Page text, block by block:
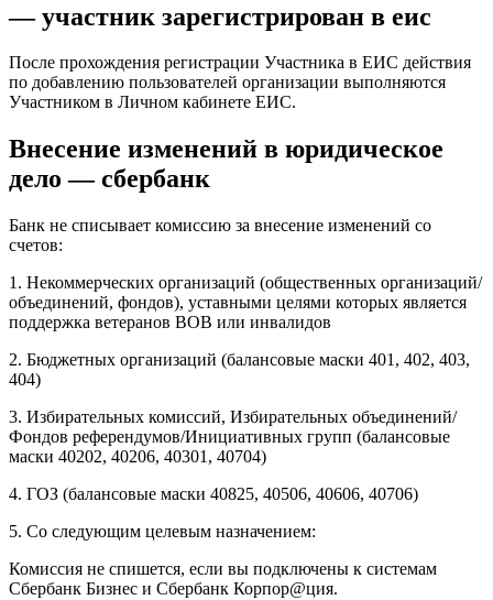
— участник зарегистрирован в еис
После прохождения регистрации Участника в ЕИС действия
по добавлению пользователей организации выполняются
Участником в Личном кабинете ЕИС.
Внесение изменений в юридическое
дело — сбербанк
Банк не списывает комиссию за внесение изменений со
счетов:
1. Некоммерческих организаций (общественных организаций/
объединений, фондов), уставными целями которых является
поддержка ветеранов ВОВ или инвалидов
2. Бюджетных организаций (балансовые маски 401, 402, 403,
404)
3. Избирательных комиссий, Избирательных объединений/
Фондов референдумов/Инициативных групп (балансовые
маски 40202, 40206, 40301, 40704)
4. ГОЗ (балансовые маски 40825, 40506, 40606, 40706)
5. Со следующим целевым назначением:
Комиссия не спишется, если вы подключены к системам
Сбербанк Бизнес и Сбербанк Корпор@ция.